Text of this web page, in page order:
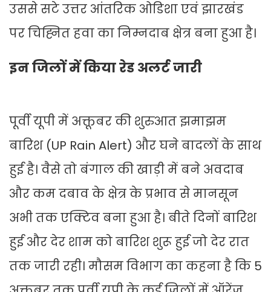
उससे सटे उत्तर आंतरिक ओडिशा एवं झारखंड
पर चिह्नित हवा का निम्नदाब क्षेत्र बना हुआ है।
इन जिलों में किया रेड अलर्ट जारी
पूर्वी यूपी में अक्तूबर की शुरुआत झमाझम
बारिश (UP Rain Alert) और घने बादलों के साथ
हुई है। वैसे तो बंगाल की खाड़ी में बने अवदाब
और कम दबाव के क्षेत्र के प्रभाव से मानसून
अभी तक एक्टिव बना हुआ है। बीते दिनों बारिश
हुई और देर शाम को बारिश शुरू हुई जो देर रात
तक जारी रही। मौसम विभाग का कहना है कि 5